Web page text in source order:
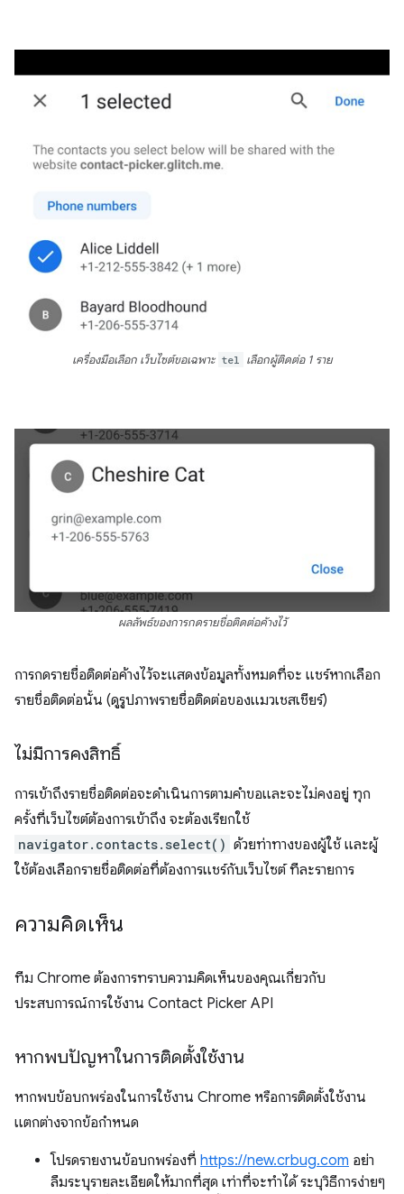
เครื่องมือเลือก เว็บไซต์ขอเฉพาะ tel เลือกผู้ติดต่อ 1 ราย
ผลลัพธ์ของการกดรายชื่อติดต่อค้างไว้
การกดรายชื่อติดต่อค้างไว้จะแสดงข้อมูลทั้งหมดที่จะ แชร์หากเลือก
รายชื่อติดต่อนั้น (ดูรูปภาพรายชื่อติดต่อของแมวเชสเชียร์)
ไม่มีการคงสิทธิ์
การเข้าถึงรายชื่อติดต่อจะดำเนินการตามคำขอและจะไม่คงอยู่ ทุก
ครั้งที่เว็บไซต์ต้องการเข้าถึง จะต้องเรียกใช้
navigator.contacts.select() ด้วยท่าทางของผู้ใช้ และผู้
ใช้ต้องเลือกรายชื่อติดต่อที่ต้องการแชร์กับเว็บไซต์ ทีละรายการ
ความคิดเห็น
ทีม Chrome ต้องการทราบความคิดเห็นของคุณเกี่ยวกับ
ประสบการณ์การใช้งาน Contact Picker API
หากพบปัญหาในการติดตั้งใช้งาน
หากพบข้อบกพร่องในการใช้งาน Chrome หรือการติดตั้งใช้งาน
แตกต่างจากข้อกำหนด
โปรดรายงานข้อบกพร่องที่ https://new.crbug.com อย่า
ลืมระบุรายละเอียดให้มากที่สุด เท่าที่จะทำได้ ระบุวิธีการง่ายๆ